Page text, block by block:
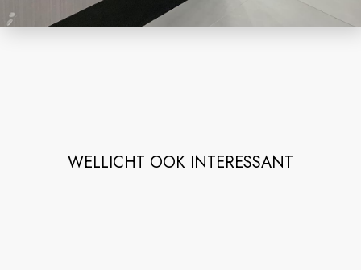
WELLICHT OOK INTERESSANT